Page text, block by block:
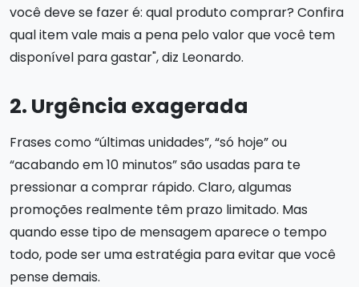
você deve se fazer é: qual produto comprar? Confira
qual item vale mais a pena pelo valor que você tem
disponível para gastar", diz Leonardo.
2. Urgência exagerada
Frases como “últimas unidades”, “só hoje” ou
“acabando em 10 minutos” são usadas para te
pressionar a comprar rápido. Claro, algumas
promoções realmente têm prazo limitado. Mas
quando esse tipo de mensagem aparece o tempo
todo, pode ser uma estratégia para evitar que você
pense demais.